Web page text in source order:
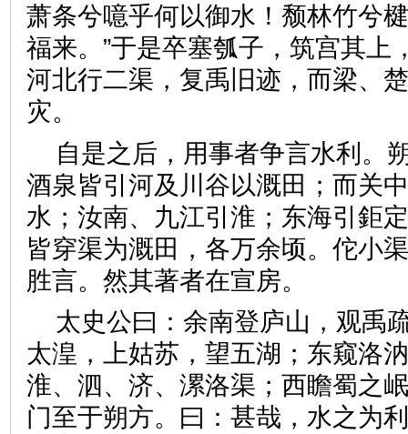
萧条兮噫乎何以御水！颓林竹兮
福来。”于是卒塞瓠子，筑宫其上
河北行二渠，复禹旧迹，而梁、
灾。
自是之后，用事者争言水利。
酒泉皆引河及川谷以溉田；而关
水；汝南、九江引淮；东海引鉅
皆穿渠为溉田，各万余顷。佗小
胜言。然其著者在宣房。
太史公曰：余南登庐山，观禹
太湟，上姑苏，望五湖；东窥洛
淮、泗、济、漯洛渠；西瞻蜀之
门至于朔方。曰：甚哉，水之为